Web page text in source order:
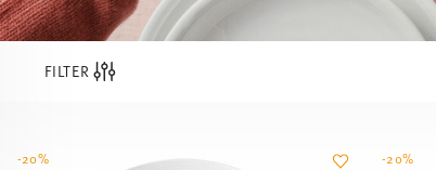
FILTER
-20% -20%